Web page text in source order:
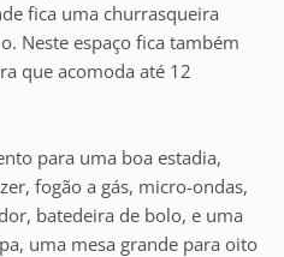
fica uma churrasqueira
Neste espaço fica também
que acomoda até 12
para uma boa estadia,
fogão a gás, micro-ondas,
batedeira de bolo, e uma
uma mesa grande para oito